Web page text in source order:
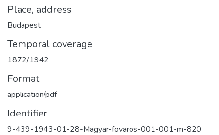
Place, address
Budapest
Temporal coverage
1872/1942
Format
application/pdf
Identifier
9-439-1943-01-28-Magyar-fovaros-001-001-m-820